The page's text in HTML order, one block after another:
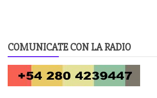
COMUNICATE CON LA RADIO